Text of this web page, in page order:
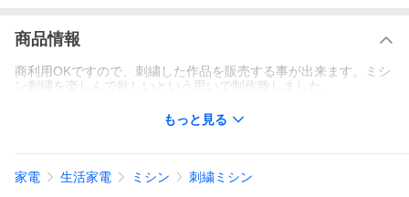
商品情報
商利用OKですので、刺繍した作品を販売する事が出来ます。ミシ
ン刺繍を楽しんで欲しいという思いで制作致しました。
もっと見る
家電 生活家電 ミシン 刺繍ミシン